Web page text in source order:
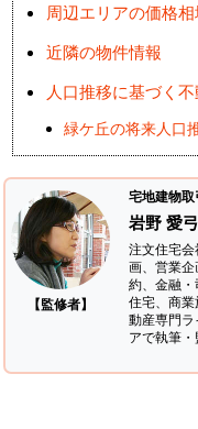
周辺エリアの価格相
近隣の物件情報
人口推移に基づく
緑ケ丘の将来人口
【監修者】
宅地建物
岩野 愛弓
注文住宅
画、営業
約、金融・
住宅、商
動産専門
アで執筆・